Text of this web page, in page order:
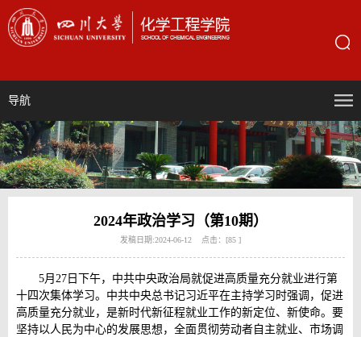
导航
2024年政治学习（第10期）
发稿日期:2024-06-12 点击：[85 ]
5月27日下午，中共中央政治局就促进高质量充分就业进行第
十四次集体学习。中共中央总书记习近平在主持学习时强调，促进
高质量充分就业，是新时代新征程就业工作的新定位、新使命。要
坚持以人民为中心的发展思想，全面贯彻劳动者自主就业、市场调